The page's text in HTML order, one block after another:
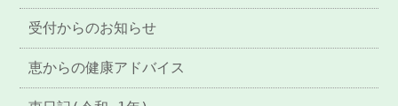
受付からのお知らせ
恵からの健康アドバイス